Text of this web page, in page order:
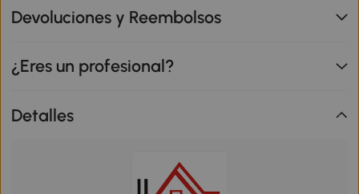
Devoluciones y Reembolsos
¿Eres un profesional?
Detalles